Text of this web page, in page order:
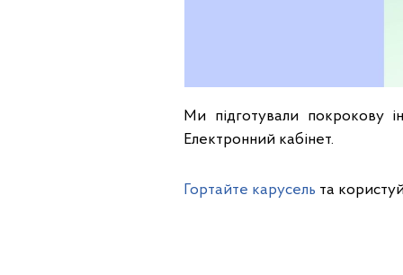
Ми підготували покрокову
Електронний кабінет.
Гортайте карусель та